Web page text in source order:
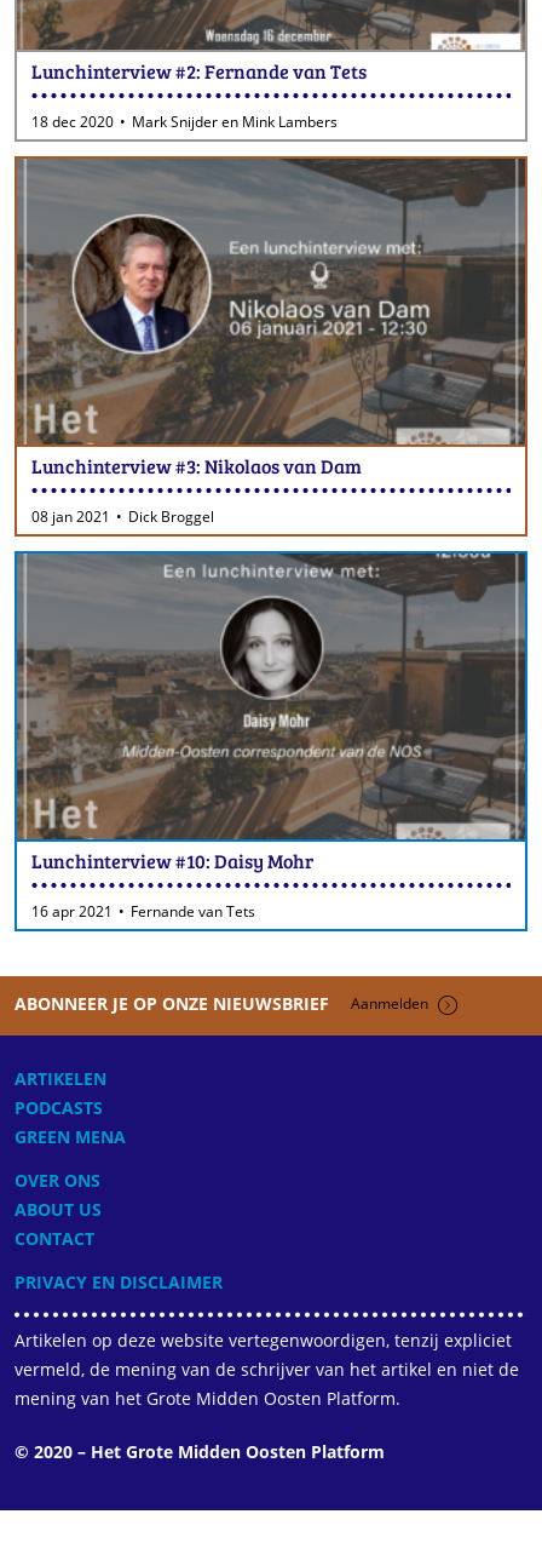
Lunchinterview #2: Fernande van Tets
18 dec 2020 Mark Snijder en Mink Lambers
Lunchinterview #3: Nikolaos van Dam
08 jan 2021 Dick Broggel
Lunchinterview #10: Daisy Mohr
16 apr 2021 Fernande van Tets
ABONNEER JE OP ONZE NIEUWSBRIEF Aanmelden
ARTIKELEN
PODCASTS
GREEN MENA
OVER ONS
ABOUT US
CONTACT
PRIVACY EN DISCLAIMER
Artikelen op deze website vertegenwoordigen, tenzij expliciet
vermeld, de mening van de schrijver van het artikel en niet de
mening van het Grote Midden Oosten Platform.
© 2020 – Het Grote Midden Oosten Platform